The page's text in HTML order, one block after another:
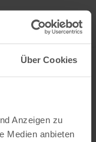
Über Cookies
Anzeigen zu
Medien anbieten
INTERACTIEVE KAART
Mijn
Filter openen